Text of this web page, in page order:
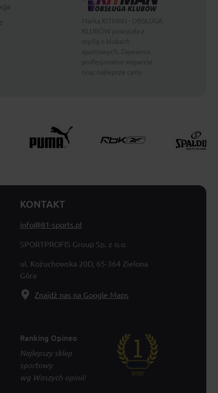
KONTAKT
info@81-sports.pl
SPORTPROFIS Group Sp. z o.o.
ul. Kożuchowska 20D, 65-364 Zielona
Góra
Znajdź nas na Google Maps
Ranking Opineo
Najlepszy sklep
sportowy
wg Waszych opinii!